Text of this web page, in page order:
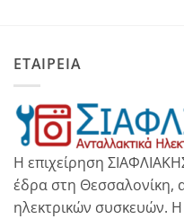
ΕΤΑΙΡΕΙΑ
Η επιχείρηση
έδρα στη Θεσσαλονίκη,
ηλεκτρικών συσκευών. Η